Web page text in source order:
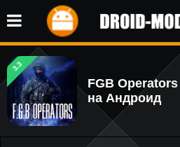
3.3
FGB
на Андроид